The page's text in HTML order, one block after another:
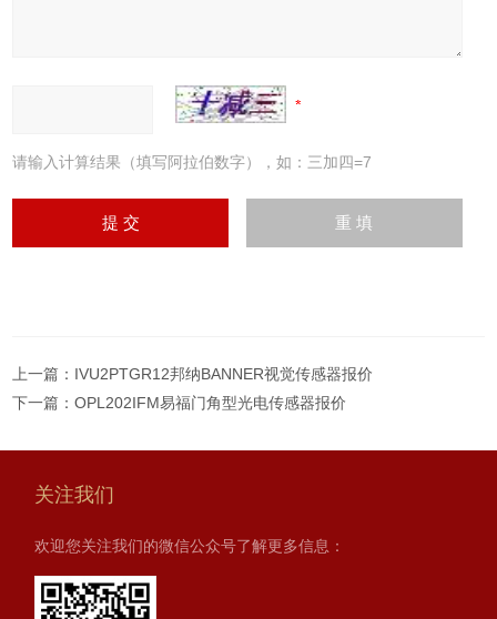
请输入计算结果（填写阿拉伯数字），如：三加四=7
上一篇： IVU2PTGR12邦纳BANNER视觉传感器报价
下一篇：OPL202IFM易福门角型光电传感器报价
关注我们
欢迎您关注我们的微信公众号了解更多信息：